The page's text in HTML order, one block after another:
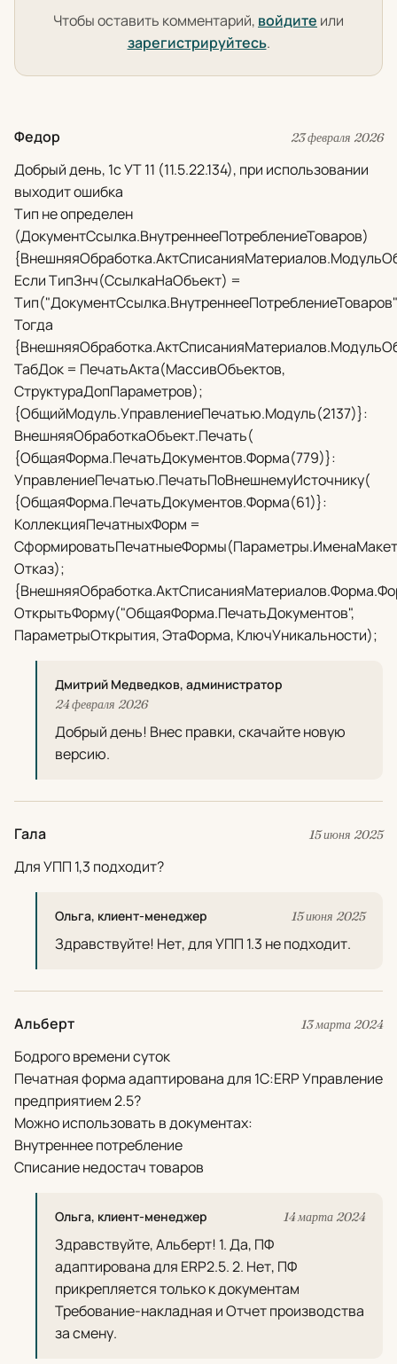
Чтобы оставить комментарий, войдите или
зарегистрируйтесь.
Федор 23 февраля 2026
Добрый день, 1с УТ 11 (11.5.22.134), при использовании
выходит ошибка
Тип не определен
(ДокументСсылка.ВнутреннееПотреблениеТоваров)
Если ТипЗнч(СсылкаНаОбъект) =
Тогда
ТабДок = ПечатьАкта(МассивОбъектов,
СтруктураДопПараметров);
{ОбщийМодуль.УправлениеПечатью.Модуль(2137)}:
ВнешняяОбработкаОбъект.Печать(
{ОбщаяФорма.ПечатьДокументов.Форма(779)}:
УправлениеПечатью.ПечатьПоВнешнемуИсточнику(
{ОбщаяФорма.ПечатьДокументов.Форма(61)}:
КоллекцияПечатныхФорм =
Отказ);
ОткрытьФорму("ОбщаяФорма.ПечатьДокументов",
ПараметрыОткрытия, ЭтаФорма, КлючУникальности);
Дмитрий Медведков, администратор
24 февраля 2026
Добрый день! Внес правки, скачайте новую
версию.
Гала 15 июня 2025
Для УПП 1,3 подходит?
Ольга, клиент-менеджер 15 июня 2025
Здравствуйте! Нет, для УПП 1.3 не подходит.
Альберт 13 марта 2024
Бодрого времени суток
Печатная форма адаптирована для 1С:ERP Управление
предприятием 2.5?
Можно использовать в документах:
Внутреннее потребление
Списание недостач товаров
Ольга, клиент-менеджер 14 марта 2024
Здравствуйте, Альберт! 1. Да, ПФ
адаптирована для ERP2.5. 2. Нет, ПФ
прикрепляется только к документам
Требование-накладная и Отчет производства
за смену.